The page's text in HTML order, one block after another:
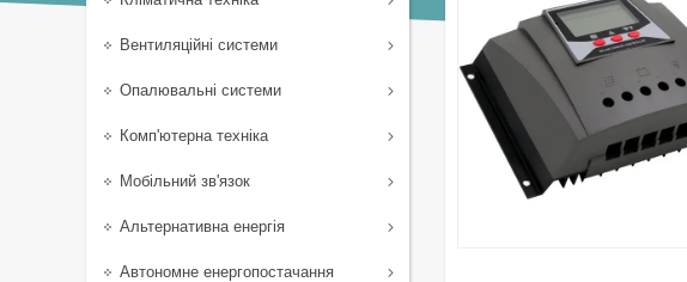
Вентиляційні системи
Опалювальні системи
Комп'ютерна техніка
Мобільний зв'язок
Альтернативна енергія
Автономне енергопостачання